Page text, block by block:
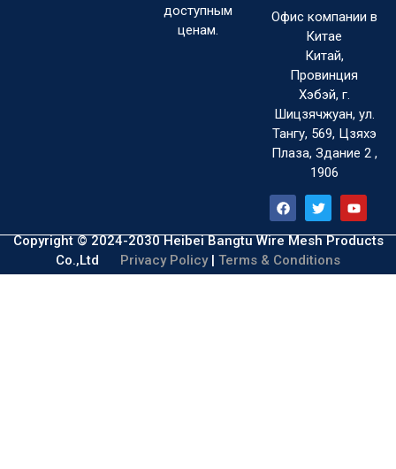
доступным
ценам.
Офис компании в
Китае
Китай,
Провинция
Хэбэй, г.
Шицзячжуан, ул.
Тангу, 569, Цзяхэ
Плаза, Здание 2 ,
1906
Copyright © 2024-2030 Heibei Bangtu Wire Mesh Products
Co.,Ltd Privacy Policy| Terms & Conditions